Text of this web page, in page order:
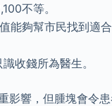
不等。
能夠幫市民找到適
收錢所為醫生。
影響，但腫塊會令